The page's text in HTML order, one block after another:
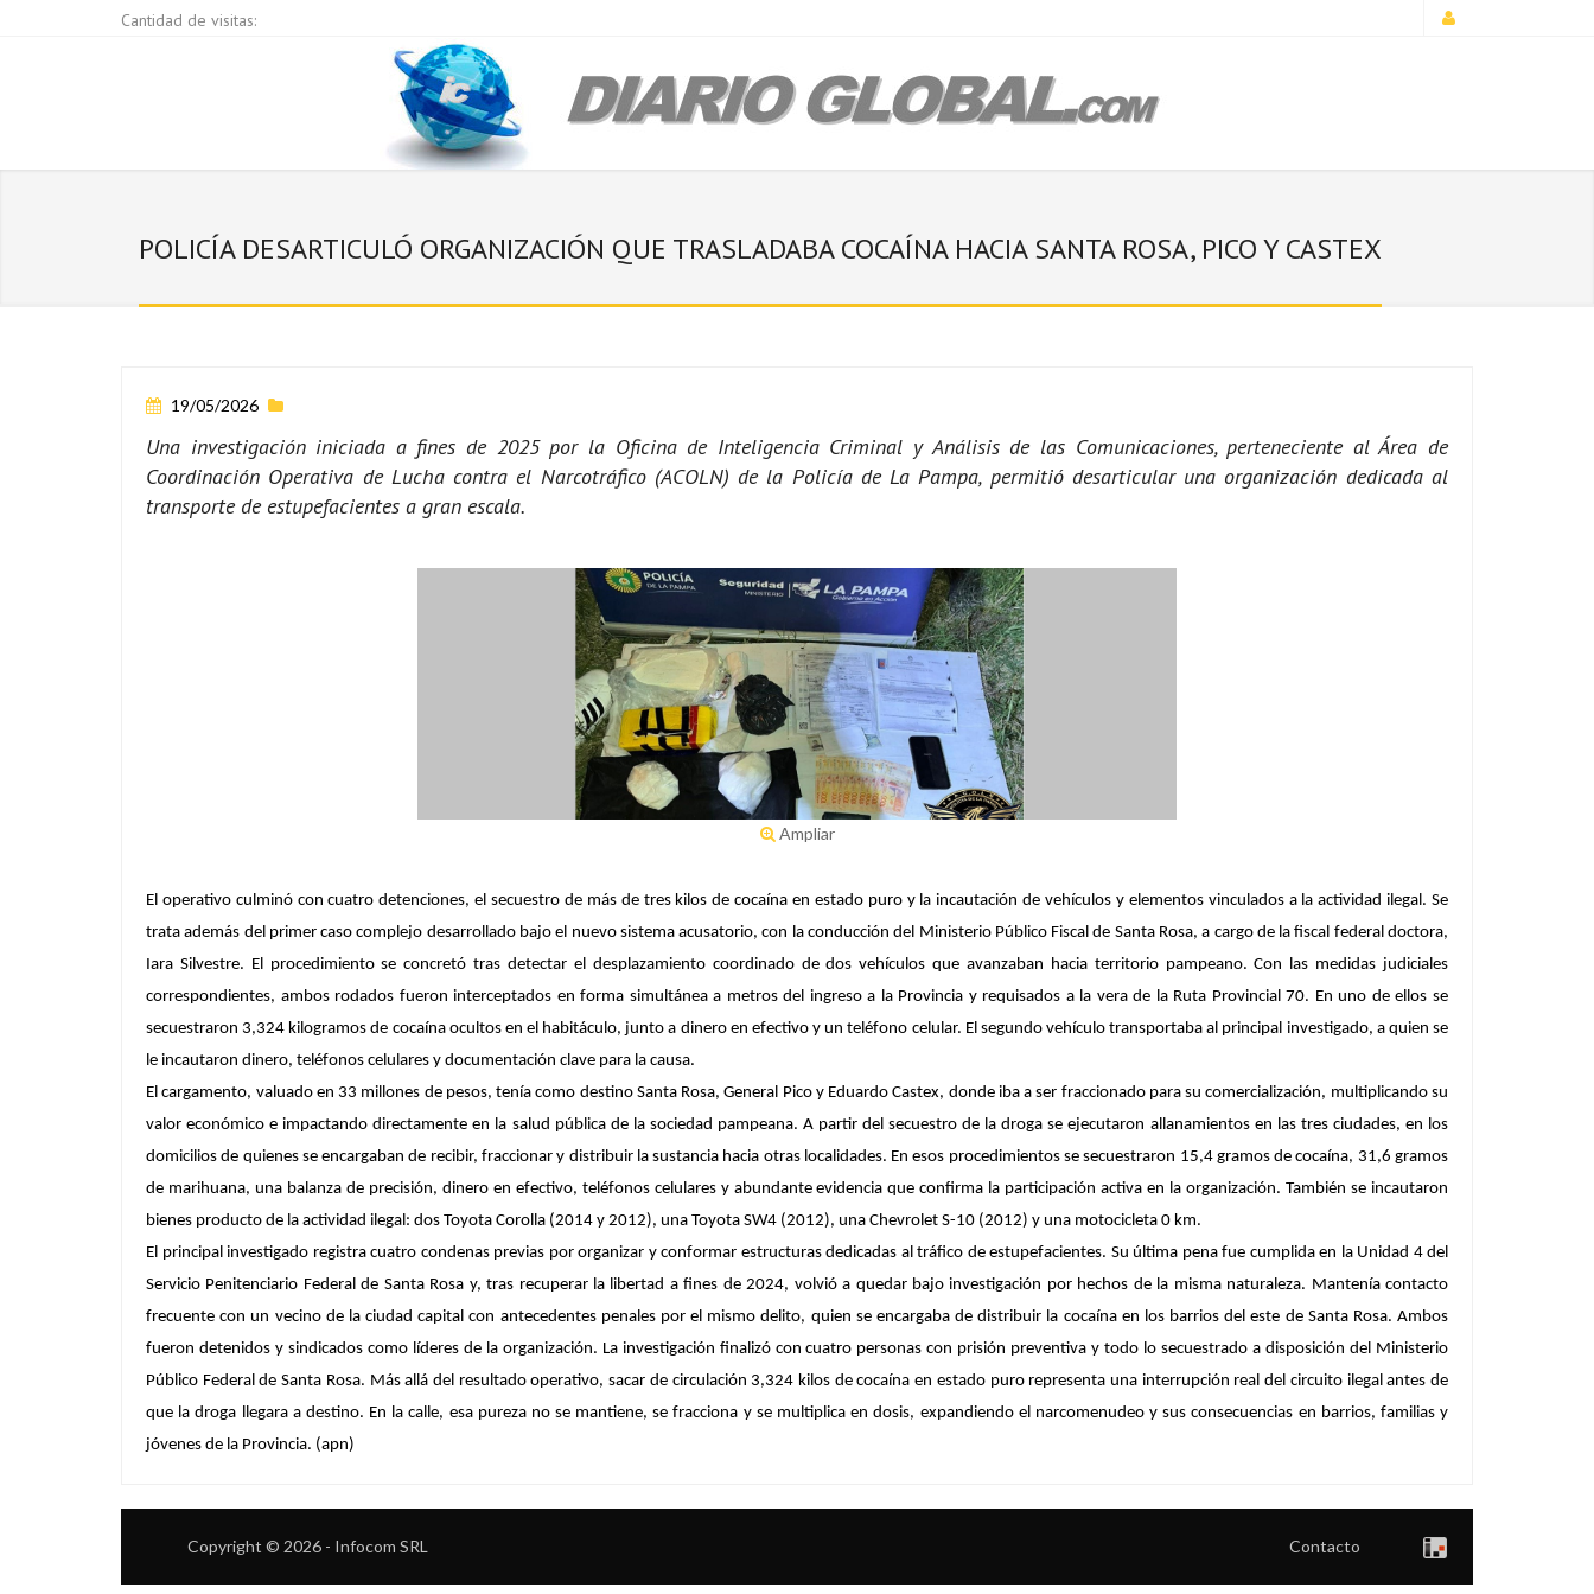
Cantidad de visitas:
POLICÍA DESARTICULÓ ORGANIZACIÓN QUE TRASLADABA COCAÍNA HACIA SANTA ROSA, PICO Y CASTEX
19/05/2026
Una investigación iniciada a fines de 2025 por la Oficina de Inteligencia Criminal y Análisis de las Comunicaciones, perteneciente al Área de
Coordinación Operativa de Lucha contra el Narcotráfico (ACOLN) de la Policía de La Pampa, permitió desarticular una organización dedicada al
transporte de estupefacientes a gran escala.
Ampliar
El operativo culminó con cuatro detenciones, el secuestro de más de tres kilos de cocaína en estado puro y la incautación de vehículos y elementos vinculados a la actividad ilegal. Se
trata además del primer caso complejo desarrollado bajo el nuevo sistema acusatorio, con la conducción del Ministerio Público Fiscal de Santa Rosa, a cargo de la fiscal federal doctora,
Iara Silvestre. El procedimiento se concretó tras detectar el desplazamiento coordinado de dos vehículos que avanzaban hacia territorio pampeano. Con las medidas judiciales
correspondientes, ambos rodados fueron interceptados en forma simultánea a metros del ingreso a la Provincia y requisados a la vera de la Ruta Provincial 70. En uno de ellos se
secuestraron 3,324 kilogramos de cocaína ocultos en el habitáculo, junto a dinero en efectivo y un teléfono celular. El segundo vehículo transportaba al principal investigado, a quien se
le incautaron dinero, teléfonos celulares y documentación clave para la causa.
El cargamento, valuado en 33 millones de pesos, tenía como destino Santa Rosa, General Pico y Eduardo Castex, donde iba a ser fraccionado para su comercialización, multiplicando su
valor económico e impactando directamente en la salud pública de la sociedad pampeana. A partir del secuestro de la droga se ejecutaron allanamientos en las tres ciudades, en los
domicilios de quienes se encargaban de recibir, fraccionar y distribuir la sustancia hacia otras localidades. En esos procedimientos se secuestraron 15,4 gramos de cocaína, 31,6 gramos
de marihuana, una balanza de precisión, dinero en efectivo, teléfonos celulares y abundante evidencia que confirma la participación activa en la organización. También se incautaron
bienes producto de la actividad ilegal: dos Toyota Corolla (2014 y 2012), una Toyota SW4 (2012), una Chevrolet S-10 (2012) y una motocicleta 0 km.
El principal investigado registra cuatro condenas previas por organizar y conformar estructuras dedicadas al tráfico de estupefacientes. Su última pena fue cumplida en la Unidad 4 del
Servicio Penitenciario Federal de Santa Rosa y, tras recuperar la libertad a fines de 2024, volvió a quedar bajo investigación por hechos de la misma naturaleza. Mantenía contacto
frecuente con un vecino de la ciudad capital con antecedentes penales por el mismo delito, quien se encargaba de distribuir la cocaína en los barrios del este de Santa Rosa. Ambos
fueron detenidos y sindicados como líderes de la organización. La investigación finalizó con cuatro personas con prisión preventiva y todo lo secuestrado a disposición del Ministerio
Público Federal de Santa Rosa. Más allá del resultado operativo, sacar de circulación 3,324 kilos de cocaína en estado puro representa una interrupción real del circuito ilegal antes de
que la droga llegara a destino. En la calle, esa pureza no se mantiene, se fracciona y se multiplica en dosis, expandiendo el narcomenudeo y sus consecuencias en barrios, familias y
jóvenes de la Provincia. (apn)
Copyright © 2026 - Infocom SRL Contacto